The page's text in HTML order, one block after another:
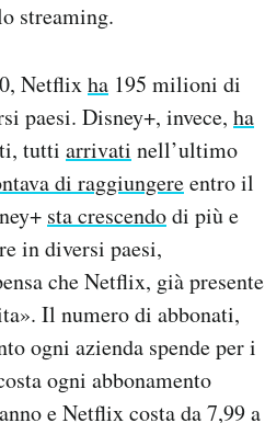
streaming.
Netflixha 195 milioni di
paesi. Disney+, invece, ha
tutti arrivati nell’ultimo
di raggiungereentro il
sta crescendodi più e
in diversi paesi,
che Netflix, già presente
Il numero di abbonati,
ogni azienda spende per i
ogni abbonamento
e Netflix costa da 7,99 a